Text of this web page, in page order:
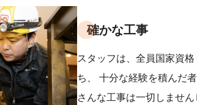
確かな工事
スタッフは、全員国家資
ち、 十分な経験を積んだ
さんな工事は一切しませ